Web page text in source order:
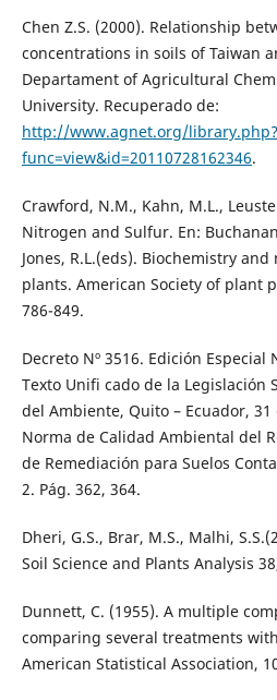
Chen Z.S. (2000). Relationship
concentrations in soils of Taiwan
Departament of Agricultural
University. Recuperado de:
http://www.agnet.org/library.php?
func=view&id=20110728162346.
Crawford, N.M., Kahn, M.L.,
Nitrogen and Sulfur. En:
Jones, R.L.(eds). Biochemistry
plants. American Society of plant
786-849.
Decreto Nº 3516. Edición
Texto Unifi cado de la Legislación
del Ambiente, Quito – Ecuador,
Norma de Calidad Ambiental del
de Remediación para Suelos
2. Pág. 362, 364.
Dheri, G.S., Brar, M.S., Malhi,
Soil Science and Plants Analysis
Dunnett, C. (1955). A multiple
comparing several treatments
American Statistical Association,